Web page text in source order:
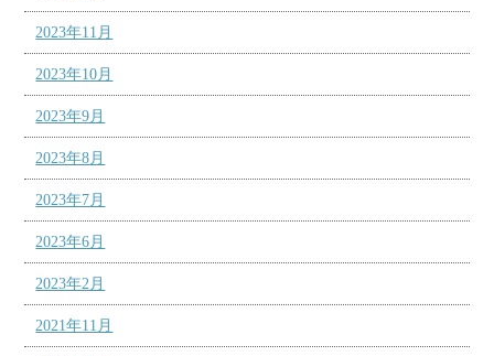
2023年11月
2023年10月
2023年9月
2023年8月
2023年7月
2023年6月
2023年2月
2021年11月